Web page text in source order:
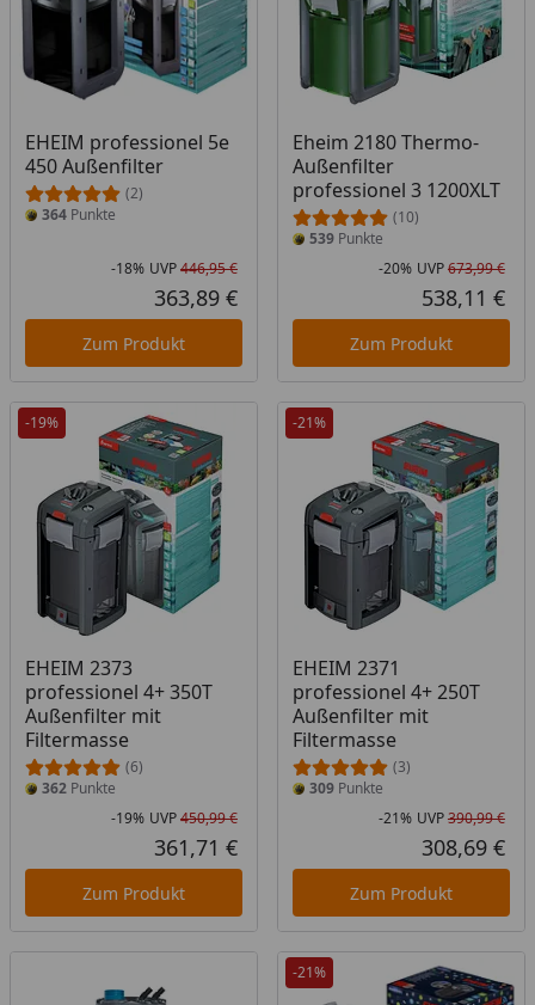
EHEIM professionel 5e
450 Außenfilter
(2)
364 Punkte
Rabatt in Prozent
-18%
Ursprünglicher Preis
UVP446,95 €
Aktueller Preis
363,89 €
Zum Produkt
Eheim 2180 Thermo-
Außenfilter
professionel 3 1200XLT
(10)
539Punkte
-20% UVP673,99 €
538,11 €
Zum Produkt
-19%
EHEIM 2373
professionel 4+ 350T
Außenfilter mit
Filtermasse
(6)
362 Punkte
Rabatt in Prozent
-19%
Ursprünglicher Preis
UVP450,99 €
Aktueller Preis
361,71 €
Zum Produkt
-21%
EHEIM 2371
professionel 4+ 250T
Außenfilter mit
Filtermasse
(3)
309Punkte
-21% UVP390,99 €
308,69 €
Zum Produkt
-21%